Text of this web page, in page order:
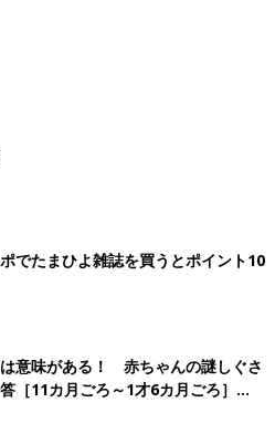
でたまひよ雑誌を買うとポイント10
意味がある！ 赤ちゃんの謎しぐさ
［11カ月ごろ～1才6カ月ごろ］